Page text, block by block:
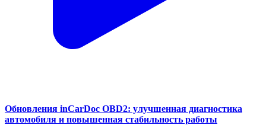
Обновления inCarDoc OBD2: улучшенная диагностика
автомобиля и повышенная стабильность работы